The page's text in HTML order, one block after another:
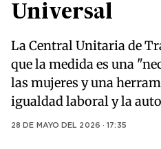
Universal
La Central Unitaria de
que la medida es una
las mujeres y una
igualdad laboral y la
28 DE MAYO DEL 2026 · 17:35